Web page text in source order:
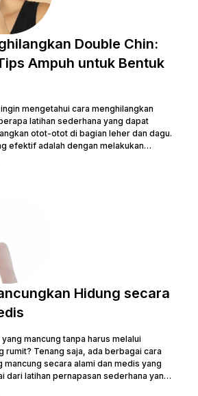
Double Chin:
Ampuh untuk Bentuk
mengetahui cara menghilangkan
latihan sederhana yang dapat
otot-otot di bagian leher dan dagu.
efektif adalah dengan melakukan
membuka mulut secara berulang. Kamu
di bawah ini. 5 Penyebab Double
Hidung secara
mancung tanpa harus melalui
rumit? Tenang saja, ada berbagai cara
mancung secara alami dan medis yang
dari latihan pernapasan sederhana yang
hingga prosedur medis yang lebih